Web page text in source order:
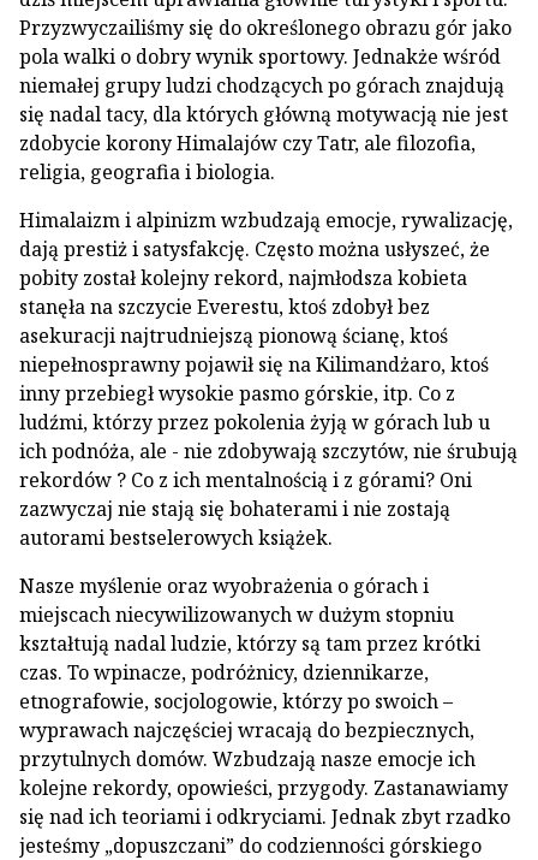
Przyzwyczailiśmy się do określonego obrazu gór jako
pola walki o dobry wynik sportowy. Jednakże wśród
niemałej grupy ludzi chodzących po górach znajdują
się nadal tacy, dla których główną motywacją nie jest
zdobycie korony Himalajów czy Tatr, ale filozofia,
religia, geografia i biologia.
Himalaizm i alpinizm wzbudzają emocje, rywalizację,
dają prestiż i satysfakcję. Często można usłyszeć, że
pobity został kolejny rekord, najmłodsza kobieta
stanęła na szczycie Everestu, ktoś zdobył bez
asekuracji najtrudniejszą pionową ścianę, ktoś
niepełnosprawny pojawił się na Kilimandżaro, ktoś
inny przebiegł wysokie pasmo górskie, itp. Co z
ludźmi, którzy przez pokolenia żyją w górach lub u
ich podnóża, ale - nie zdobywają szczytów, nie śrubują
rekordów ? Co z ich mentalnością i z górami? Oni
zazwyczaj nie stają się bohaterami i nie zostają
autorami bestselerowych książek.
Nasze myślenie oraz wyobrażenia o górach i
miejscach niecywilizowanych w dużym stopniu
kształtują nadal ludzie, którzy są tam przez krótki
czas. To wpinacze, podróżnicy, dziennikarze,
etnografowie, socjologowie, którzy po swoich –
wyprawach najczęściej wracają do bezpiecznych,
przytulnych domów. Wzbudzają nasze emocje ich
kolejne rekordy, opowieści, przygody. Zastanawiamy
się nad ich teoriami i odkryciami. Jednak zbyt rzadko
jesteśmy „dopuszczani” do codzienności górskiego